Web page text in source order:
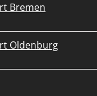
Bremen
Oldenburg